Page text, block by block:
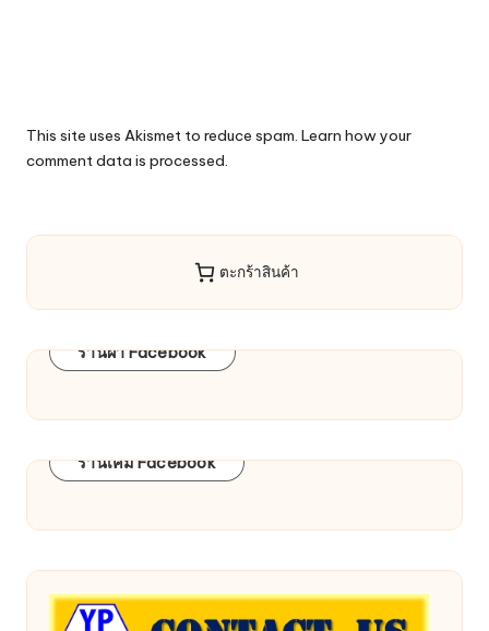
This site uses Akismet to reduce spam. Learn how your
comment data is processed.
ตะกร้าสินค้า
ร้านผ้า Facebook
ร้านเคมี Facebook